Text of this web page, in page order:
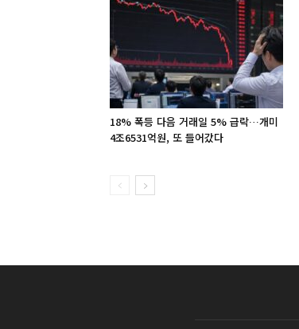
18% 폭등 다음 거래일 5% 급락…개미
4조6531억원, 또 들어갔다